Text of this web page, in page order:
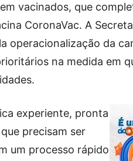
vacinados, que
CoronaVac. A
operacionalização da
na medida em
experiente, pronta
precisam ser
um processo rápido